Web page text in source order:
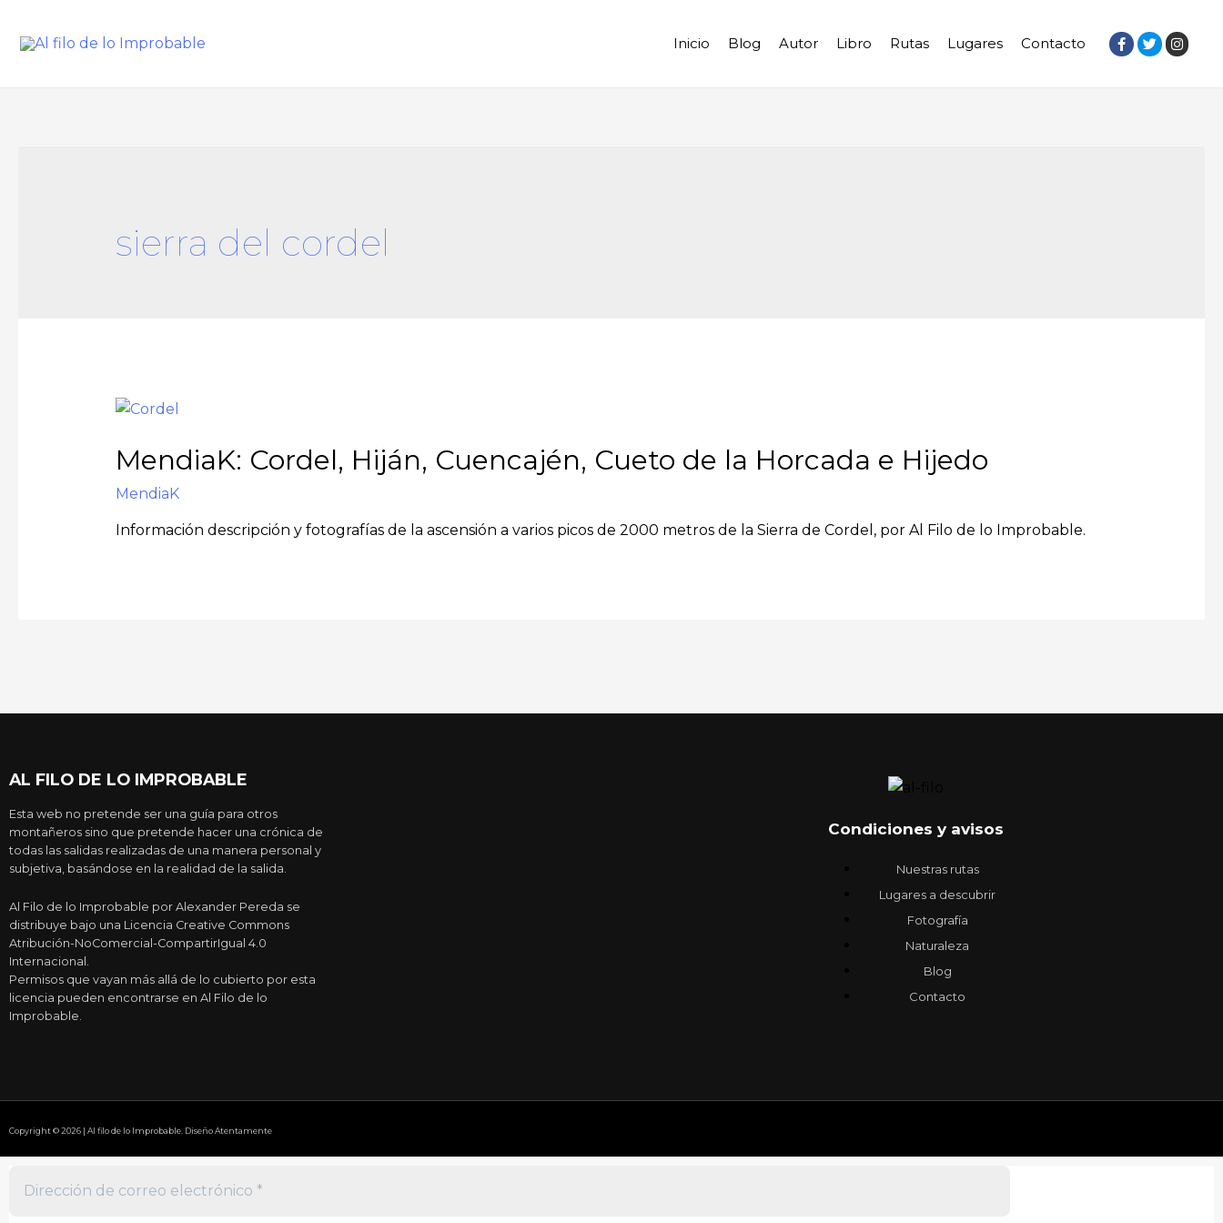
Inicio Blog Autor Libro Rutas Lugares Contacto
sierra del cordel
MendiaK: Cordel, Hiján, Cuencajén, Cueto de la Horcada e Hijedo
MendiaK
Información descripción y fotografías de la ascensión a varios picos de 2000 metros de la Sierra de Cordel, por Al Filo de lo Improbable.
AL FILO DE LO IMPROBABLE
Esta web no pretende ser una guía para otros
montañeros sino que pretende hacer una crónica de
todas las salidas realizadas de una manera personal y
subjetiva, basándose en la realidad de la salida.
Al Filo de lo Improbable por Alexander Pereda se
distribuye bajo una Licencia Creative Commons
Atribución-NoComercial-CompartirIgual 4.0
Internacional.
Permisos que vayan más allá de lo cubierto por esta
licencia pueden encontrarse en Al Filo de lo
Improbable.
Condiciones y avisos
Nuestras rutas
Lugares a descubrir
Fotografía
Naturaleza
Blog
Contacto
Copyright © 2026 | Al filo de lo Improbable. Diseño Atentamente